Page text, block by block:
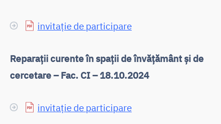
invitație de participare
Reparații curente în spații de învățământ și de
cercetare – Fac. CI – 18.10.2024
invitație de participare